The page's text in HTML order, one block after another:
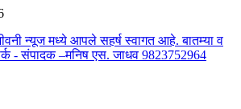
न्यूज मध्ये आपले सहर्ष स्वागत आहे. बातम्या व
- संपादक –मनिष एस. जाधव 9823752964